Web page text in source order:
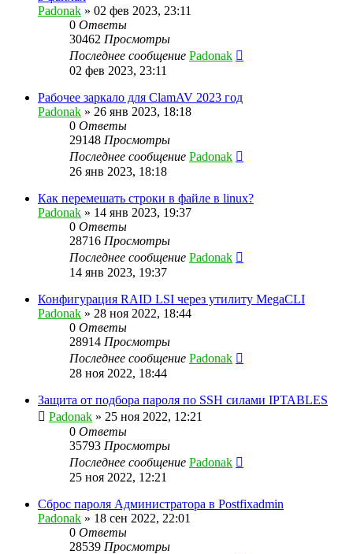
Padonak » 02 фев 2023, 23:11
0 Ответы
30462 Просмотры
Последнее сообщение Padonak
02 фев 2023, 23:11
Рабочее заркало для ClamAV 2023 год
Padonak » 26 янв 2023, 18:18
0 Ответы
29148 Просмотры
Последнее сообщение Padonak
26 янв 2023, 18:18
Как перемешать строки в файле в linux?
Padonak » 14 янв 2023, 19:37
0 Ответы
28716 Просмотры
Последнее сообщение Padonak
14 янв 2023, 19:37
Конфигурация RAID LSI через утилиту MegaCLI
Padonak » 28 ноя 2022, 18:44
0 Ответы
28914 Просмотры
Последнее сообщение Padonak
28 ноя 2022, 18:44
Защита от подбора пароля по SSH силами IPTABLES
Padonak » 25 ноя 2022, 12:21
0 Ответы
35793 Просмотры
Последнее сообщение Padonak
25 ноя 2022, 12:21
Сброс пароля Администратора в Postfixadmin
Padonak » 18 сен 2022, 22:01
0 Ответы
28539 Просмотры